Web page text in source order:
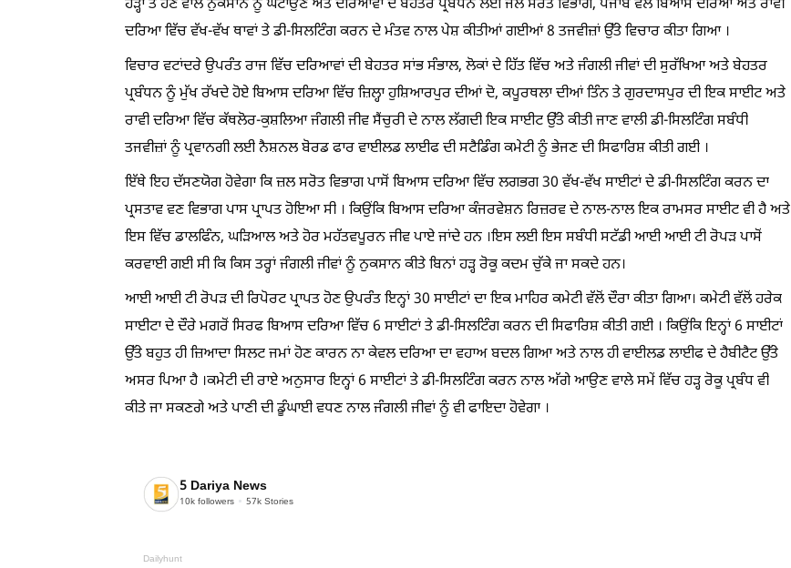
ਹੜ੍ਹਾਂ ਤੋਂ ਹੋਣ ਵਾਲੇ ਨੁਕਸਾਨ ਨੂੰ ਘਟਾਉਣ ਅਤੇ ਦਰਿਆਵਾਂ ਦੇ ਬੇਹਤਰ ਪ੍ਰਬੰਧਨ ਲਈ ਜਲ ਸਰੋਤ ਵਿਭਾਗ, ਪੰਜਾਬ ਵੱਲੋਂ ਬਿਆਸ ਦਰਿਆ ਅਤੇ ਰਾਵੀ
ਦਰਿਆ ਵਿੱਚ ਵੱਖ-ਵੱਖ ਥਾਵਾਂ ਤੇ ਡੀ-ਸਿਲਟਿੰਗ ਕਰਨ ਦੇ ਮੰਤਵ ਨਾਲ ਪੇਸ਼ ਕੀਤੀਆਂ ਗਈਆਂ 8 ਤਜਵੀਜ਼ਾਂ ਉੱਤੇ ਵਿਚਾਰ ਕੀਤਾ ਗਿਆ ।
ਵਿਚਾਰ ਵਟਾਂਦਰੇ ਉਪਰੰਤ ਰਾਜ ਵਿੱਚ ਦਰਿਆਵਾਂ ਦੀ ਬੇਹਤਰ ਸਾਂਭ ਸੰਭਾਲ, ਲੋਕਾਂ ਦੇ ਹਿੱਤ ਵਿੱਚ ਅਤੇ ਜੰਗਲੀ ਜੀਵਾਂ ਦੀ ਸੁਰੱਖਿਆ ਅਤੇ ਬੇਹਤਰ
ਪ੍ਰਬੰਧਨ ਨੂੰ ਮੁੱਖ ਰੱਖਦੇ ਹੋਏ ਬਿਆਸ ਦਰਿਆ ਵਿੱਚ ਜ਼ਿਲ੍ਹਾ ਹੁਸ਼ਿਆਰਪੁਰ ਦੀਆਂ ਦੋ, ਕਪੂਰਥਲਾ ਦੀਆਂ ਤਿੰਨ ਤੇ ਗੁਰਦਾਸਪੁਰ ਦੀ ਇਕ ਸਾਈਟ ਅਤੇ
ਰਾਵੀ ਦਰਿਆ ਵਿੱਚ ਕੱਥਲੋਰ-ਕੁਸ਼ਲਿਆ ਜੰਗਲੀ ਜੀਵ ਸੈਂਚੁਰੀ ਦੇ ਨਾਲ ਲੱਗਦੀ ਇਕ ਸਾਈਟ ਉੱਤੇ ਕੀਤੀ ਜਾਣ ਵਾਲੀ ਡੀ-ਸਿਲਟਿੰਗ ਸਬੰਧੀ
ਤਜਵੀਜ਼ਾਂ ਨੂੰ ਪ੍ਰਵਾਨਗੀ ਲਈ ਨੈਸ਼ਨਲ ਬੋਰਡ ਫਾਰ ਵਾਈਲਡ ਲਾਈਫ ਦੀ ਸਟੈਡਿੰਗ ਕਮੇਟੀ ਨੂੰ ਭੇਜਣ ਦੀ ਸਿਫਾਰਿਸ਼ ਕੀਤੀ ਗਈ ।
ਇੱਥੇ ਇਹ ਦੱਸਣਯੋਗ ਹੋਵੇਗਾ ਕਿ ਜ਼ਲ ਸਰੋਤ ਵਿਭਾਗ ਪਾਸੋਂ ਬਿਆਸ ਦਰਿਆ ਵਿੱਚ ਲਗਭਗ 30 ਵੱਖ-ਵੱਖ ਸਾਈਟਾਂ ਦੇ ਡੀ-ਸਿਲਟਿੰਗ ਕਰਨ ਦਾ
ਪ੍ਰਸਤਾਵ ਵਣ ਵਿਭਾਗ ਪਾਸ ਪ੍ਰਾਪਤ ਹੋਇਆ ਸੀ । ਕਿਉਂਕਿ ਬਿਆਸ ਦਰਿਆ ਕੰਜਰਵੇਸ਼ਨ ਰਿਜ਼ਰਵ ਦੇ ਨਾਲ-ਨਾਲ ਇਕ ਰਾਮਸਰ ਸਾਈਟ ਵੀ ਹੈ ਅਤੇ
ਇਸ ਵਿੱਚ ਡਾਲਫਿੰਨ, ਘੜਿਆਲ ਅਤੇ ਹੋਰ ਮਹੱਤਵਪੂਰਨ ਜੀਵ ਪਾਏ ਜਾਂਦੇ ਹਨ ।ਇਸ ਲਈ ਇਸ ਸਬੰਧੀ ਸਟੱਡੀ ਆਈ ਆਈ ਟੀ ਰੋਪੜ ਪਾਸੋਂ
ਕਰਵਾਈ ਗਈ ਸੀ ਕਿ ਕਿਸ ਤਰ੍ਹਾਂ ਜੰਗਲੀ ਜੀਵਾਂ ਨੂੰ ਨੁਕਸਾਨ ਕੀਤੇ ਬਿਨਾਂ ਹੜ੍ਹ ਰੋਕੂ ਕਦਮ ਚੁੱਕੇ ਜਾ ਸਕਦੇ ਹਨ।
ਆਈ ਆਈ ਟੀ ਰੋਪੜ ਦੀ ਰਿਪੋਰਟ ਪ੍ਰਾਪਤ ਹੋਣ ਉਪਰੰਤ ਇਨ੍ਹਾਂ 30 ਸਾਈਟਾਂ ਦਾ ਇਕ ਮਾਹਿਰ ਕਮੇਟੀ ਵੱਲੋਂ ਦੌਰਾ ਕੀਤਾ ਗਿਆ। ਕਮੇਟੀ ਵੱਲੋਂ ਹਰੇਕ
ਸਾਈਟਾ ਦੇ ਦੌਰੇ ਮਗਰੋਂ ਸਿਰਫ ਬਿਆਸ ਦਰਿਆ ਵਿੱਚ 6 ਸਾਈਟਾਂ ਤੇ ਡੀ-ਸਿਲਟਿੰਗ ਕਰਨ ਦੀ ਸਿਫਾਰਿਸ਼ ਕੀਤੀ ਗਈ । ਕਿਉਂਕਿ ਇਨ੍ਹਾਂ 6 ਸਾਈਟਾਂ
ਉੱਤੇ ਬਹੁਤ ਹੀ ਜ਼ਿਆਦਾ ਸਿਲਟ ਜਮਾਂ ਹੋਣ ਕਾਰਨ ਨਾ ਕੇਵਲ ਦਰਿਆ ਦਾ ਵਹਾਅ ਬਦਲ ਗਿਆ ਅਤੇ ਨਾਲ ਹੀ ਵਾਈਲਡ ਲਾਈਫ ਦੇ ਹੈਬੀਟੈਟ ਉੱਤੇ
ਅਸਰ ਪਿਆ ਹੈ ।ਕਮੇਟੀ ਦੀ ਰਾਏ ਅਨੁਸਾਰ ਇਨ੍ਹਾਂ 6 ਸਾਈਟਾਂ ਤੇ ਡੀ-ਸਿਲਟਿੰਗ ਕਰਨ ਨਾਲ ਅੱਗੇ ਆਉਣ ਵਾਲੇ ਸਮੇਂ ਵਿੱਚ ਹੜ੍ਹ ਰੋਕੂ ਪ੍ਰਬੰਧ ਵੀ
ਕੀਤੇ ਜਾ ਸਕਣਗੇ ਅਤੇ ਪਾਣੀ ਦੀ ਡੂੰਘਾਈ ਵਧਣ ਨਾਲ ਜੰਗਲੀ ਜੀਵਾਂ ਨੂੰ ਵੀ ਫਾਇਦਾ ਹੋਵੇਗਾ ।
5 Dariya News
10k followers 57k Stories
Dailyhunt